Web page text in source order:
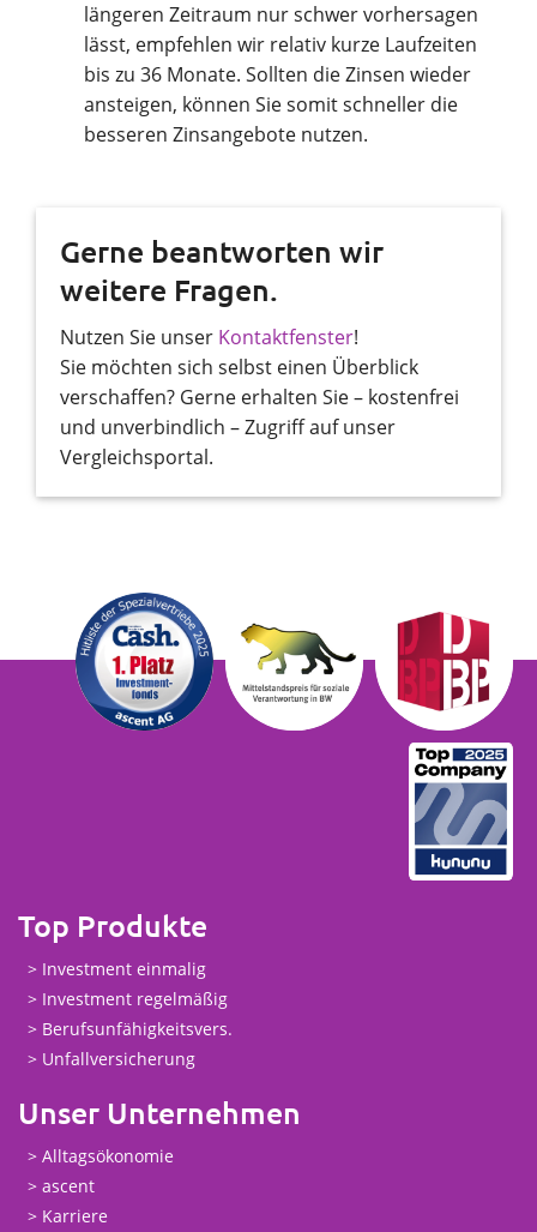
längeren Zeitraum nur schwer vorhersagen
lässt, empfehlen wir relativ kurze Laufzeiten
bis zu 36 Monate. Sollten die Zinsen wieder
ansteigen, können Sie somit schneller die
besseren Zinsangebote nutzen.
Gerne beantworten wir
weitere Fragen.
Nutzen Sie unser Kontaktfenster!
Sie möchten sich selbst einen Überblick
verschaffen? Gerne erhalten Sie – kostenfrei
und unverbindlich – Zugriff auf unser
Vergleichsportal.
Top Produkte
Investment einmalig
Investment regelmäßig
Berufsunfähigkeitsvers.
Unfallversicherung
Unser Unternehmen
Alltagsökonomie
ascent
Karriere